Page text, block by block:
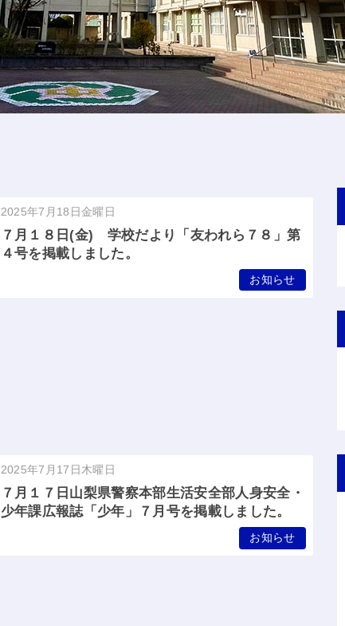
2025年7月18日金曜日
７月１８日(金) 学校だより「友われら７８」第
４号を掲載しました。
お知らせ
2025年7月17日木曜日
７月１７日山梨県警察本部生活安全部人身安全・
少年課広報誌「少年」７月号を掲載しました。
お知らせ